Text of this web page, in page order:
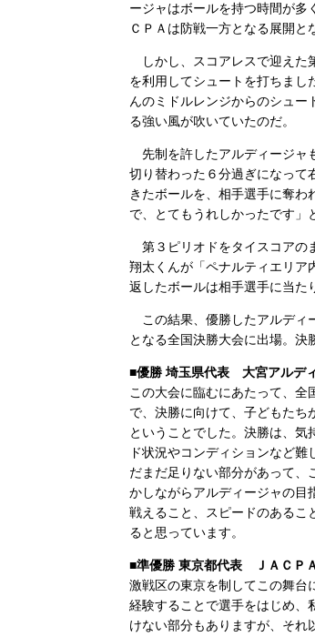
ージャはボールを持つ時間が多
ＣＰＡは防戦一方となる展開と
しかし、スコアレスで迎えた
を利用してシュートを打ちまし
んのミドルレンジからのシュ
る強い風が吹いていたのだ。
先制を許したアルディージャ
切り替わった６分過ぎになって
きたボールを、相手選手に奪
で、とてもうれしかったです」
第３ピリオドをタイスコアの
翔太くんが「ペナルティエリア
返したボールは相手選手に当た
この結果、優勝したアルディ
となる全国決勝大会に出場。決
■優勝 埼玉県代表 大宮アルデ
この大会に臨むにあたって、
で、決勝に向けて、子どもたち
ということでした。決勝は、
ド状況やコンディションなど
だまだ足りない部分があって、
かしながらアルディージャの目
戦えること、スピードのあるこ
ると思っています。
■準優勝 東京都代表 ＪＡＣＰ
激戦区の東京を制してこの舞台
経験することで選手をはじめ、
けない部分もありますが、それ